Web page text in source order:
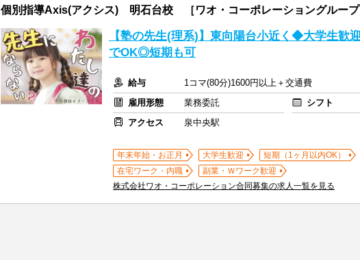
個別指導Axis(アクシス) 明石台校 ［ワオ・コーポレーショングループ
【塾の先生(理系)】東向陽台小近く◆大学生歓
でOK◎短期も可
給与
1コマ(80分)1600円以上＋交通費
雇用形態
業務委託 シフト
アクセス
泉中央駅
年末年始・お正月 大学生歓迎
短期（1ヶ月以内OK）
在宅ワーク・内職
副業・Ｗワーク歓迎
株式会社ワオ・コーポレーション合同募集の求人一覧を見る